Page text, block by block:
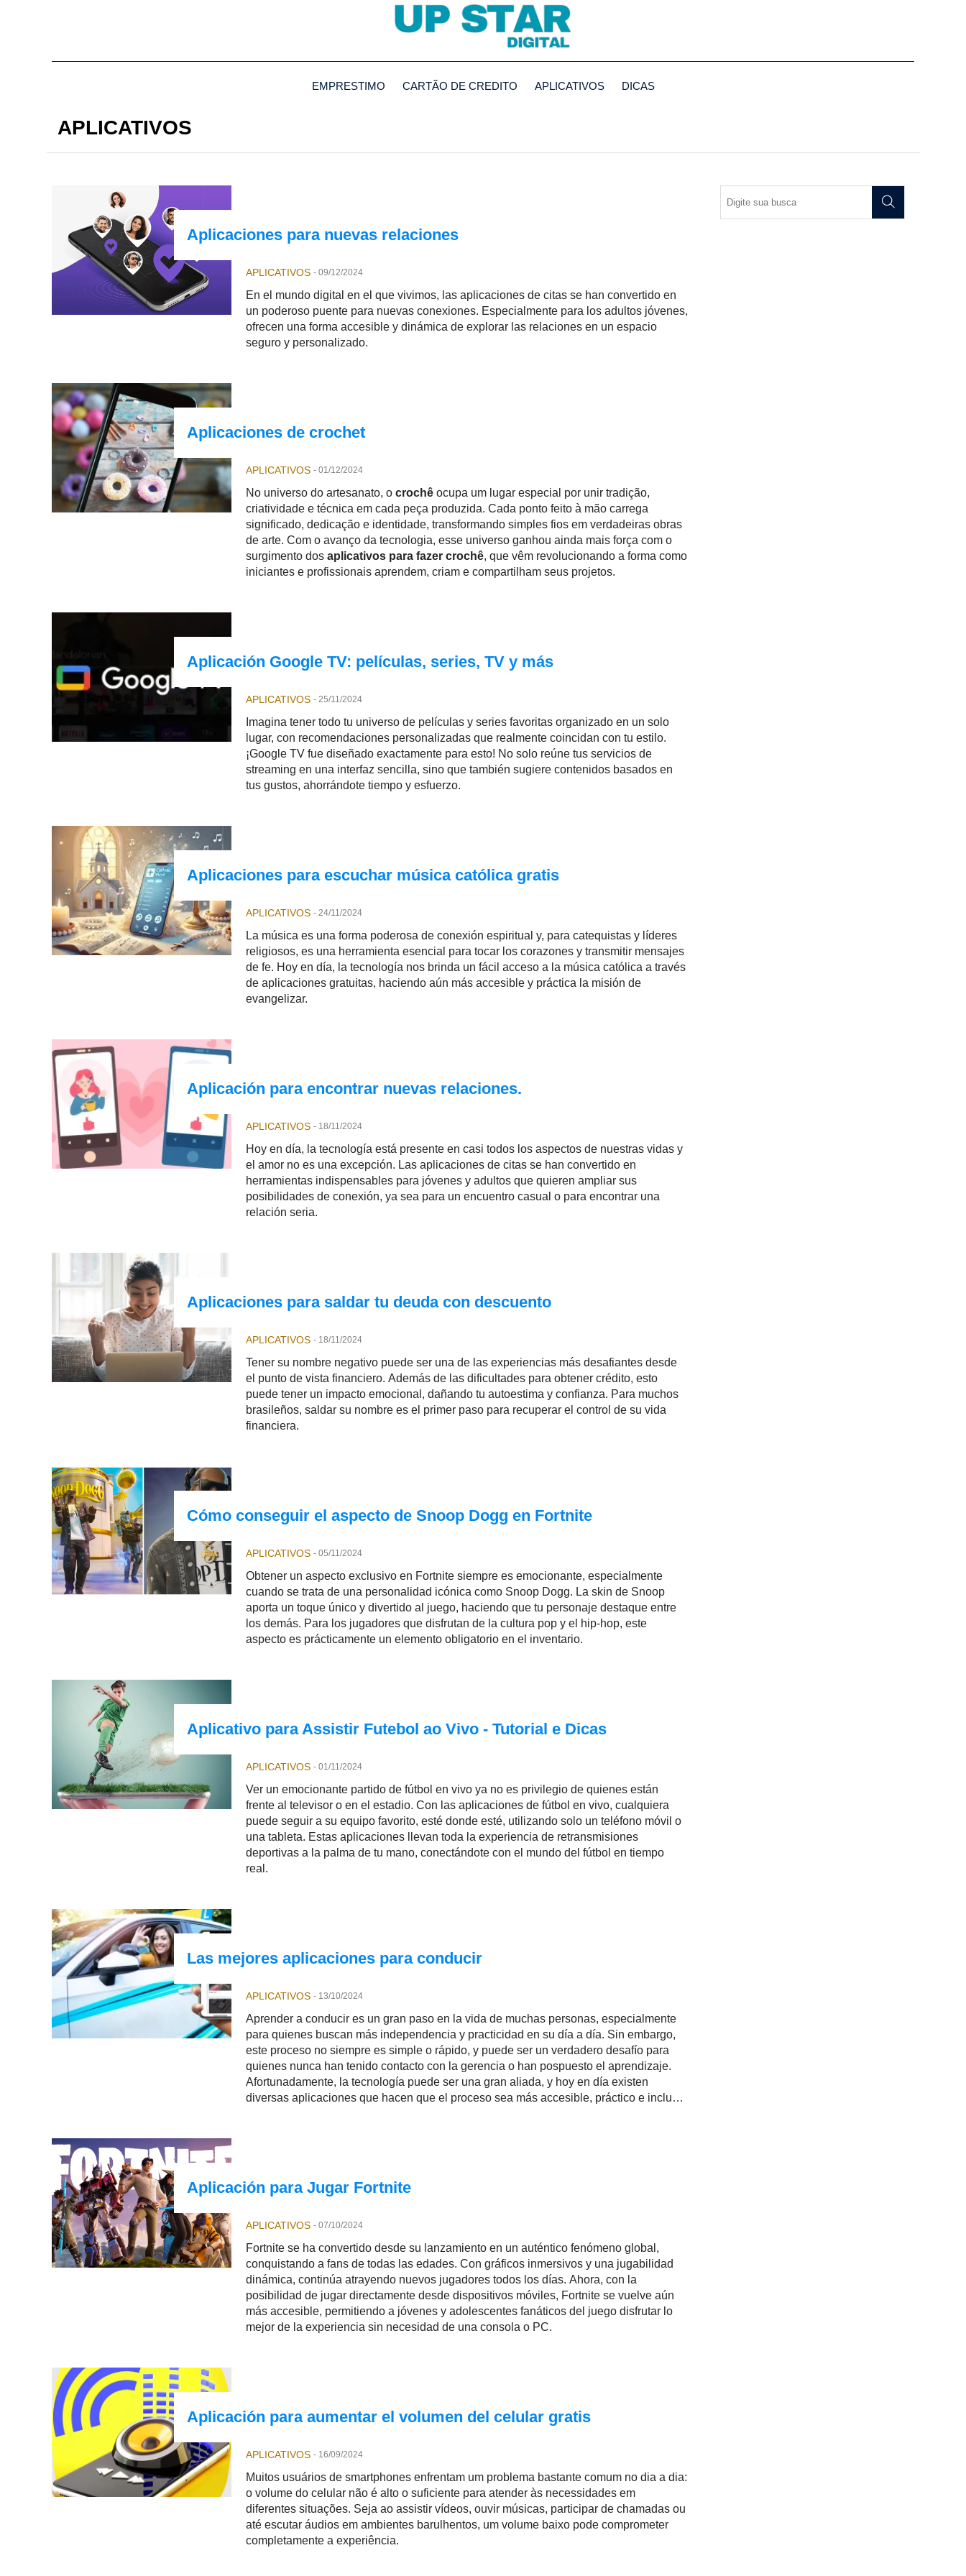
EMPRESTIMO CARTÃO DE CREDITO APLICATIVOS DICAS
APLICATIVOS
Aplicaciones para nuevas relaciones
APLICATIVOS - 09/12/2024
En el mundo digital en el que vivimos, las aplicaciones de citas se han convertido en
un poderoso puente para nuevas conexiones. Especialmente para los adultos jóvenes,
ofrecen una forma accesible y dinámica de explorar las relaciones en un espacio
seguro y personalizado.
Aplicaciones de crochet
APLICATIVOS - 01/12/2024
No universo do artesanato, o crochê ocupa um lugar especial por unir tradição,
criatividade e técnica em cada peça produzida. Cada ponto feito à mão carrega
significado, dedicação e identidade, transformando simples fios em verdadeiras obras
de arte. Com o avanço da tecnologia, esse universo ganhou ainda mais força com o
surgimento dos aplicativos para fazer crochê, que vêm revolucionando a forma como
iniciantes e profissionais aprendem, criam e compartilham seus projetos.
Aplicación Google TV: películas, series, TV y más
APLICATIVOS - 25/11/2024
Imagina tener todo tu universo de películas y series favoritas organizado en un solo
lugar, con recomendaciones personalizadas que realmente coincidan con tu estilo.
¡Google TV fue diseñado exactamente para esto! No solo reúne tus servicios de
streaming en una interfaz sencilla, sino que también sugiere contenidos basados en
tus gustos, ahorrándote tiempo y esfuerzo.
Aplicaciones para escuchar música católica gratis
APLICATIVOS - 24/11/2024
La música es una forma poderosa de conexión espiritual y, para catequistas y líderes
religiosos, es una herramienta esencial para tocar los corazones y transmitir mensajes
de fe. Hoy en día, la tecnología nos brinda un fácil acceso a la música católica a través
de aplicaciones gratuitas, haciendo aún más accesible y práctica la misión de
evangelizar.
Aplicación para encontrar nuevas relaciones.
APLICATIVOS - 18/11/2024
Hoy en día, la tecnología está presente en casi todos los aspectos de nuestras vidas y
el amor no es una excepción. Las aplicaciones de citas se han convertido en
herramientas indispensables para jóvenes y adultos que quieren ampliar sus
posibilidades de conexión, ya sea para un encuentro casual o para encontrar una
relación seria.
Aplicaciones para saldar tu deuda con descuento
APLICATIVOS - 18/11/2024
Tener su nombre negativo puede ser una de las experiencias más desafiantes desde
el punto de vista financiero. Además de las dificultades para obtener crédito, esto
puede tener un impacto emocional, dañando tu autoestima y confianza. Para muchos
brasileños, saldar su nombre es el primer paso para recuperar el control de su vida
financiera.
Cómo conseguir el aspecto de Snoop Dogg en Fortnite
APLICATIVOS - 05/11/2024
Obtener un aspecto exclusivo en Fortnite siempre es emocionante, especialmente
cuando se trata de una personalidad icónica como Snoop Dogg. La skin de Snoop
aporta un toque único y divertido al juego, haciendo que tu personaje destaque entre
los demás. Para los jugadores que disfrutan de la cultura pop y el hip-hop, este
aspecto es prácticamente un elemento obligatorio en el inventario.
Aplicativo para Assistir Futebol ao Vivo - Tutorial e Dicas
APLICATIVOS - 01/11/2024
Ver un emocionante partido de fútbol en vivo ya no es privilegio de quienes están
frente al televisor o en el estadio. Con las aplicaciones de fútbol en vivo, cualquiera
puede seguir a su equipo favorito, esté donde esté, utilizando solo un teléfono móvil o
una tableta. Estas aplicaciones llevan toda la experiencia de retransmisiones
deportivas a la palma de tu mano, conectándote con el mundo del fútbol en tiempo
real.
Las mejores aplicaciones para conducir
APLICATIVOS - 13/10/2024
Aprender a conducir es un gran paso en la vida de muchas personas, especialmente
para quienes buscan más independencia y practicidad en su día a día. Sin embargo,
este proceso no siempre es simple o rápido, y puede ser un verdadero desafío para
quienes nunca han tenido contacto con la gerencia o han pospuesto el aprendizaje.
Afortunadamente, la tecnología puede ser una gran aliada, y hoy en día existen
diversas aplicaciones que hacen que el proceso sea más accesible, práctico e incluso
Aplicación para Jugar Fortnite
APLICATIVOS - 07/10/2024
Fortnite se ha convertido desde su lanzamiento en un auténtico fenómeno global,
conquistando a fans de todas las edades. Con gráficos inmersivos y una jugabilidad
dinámica, continúa atrayendo nuevos jugadores todos los días. Ahora, con la
posibilidad de jugar directamente desde dispositivos móviles, Fortnite se vuelve aún
más accesible, permitiendo a jóvenes y adolescentes fanáticos del juego disfrutar lo
mejor de la experiencia sin necesidad de una consola o PC.
Aplicación para aumentar el volumen del celular gratis
APLICATIVOS - 16/09/2024
Muitos usuários de smartphones enfrentam um problema bastante comum no dia a dia:
o volume do celular não é alto o suficiente para atender às necessidades em
diferentes situações. Seja ao assistir vídeos, ouvir músicas, participar de chamadas ou
até escutar áudios em ambientes barulhentos, um volume baixo pode comprometer
completamente a experiência.